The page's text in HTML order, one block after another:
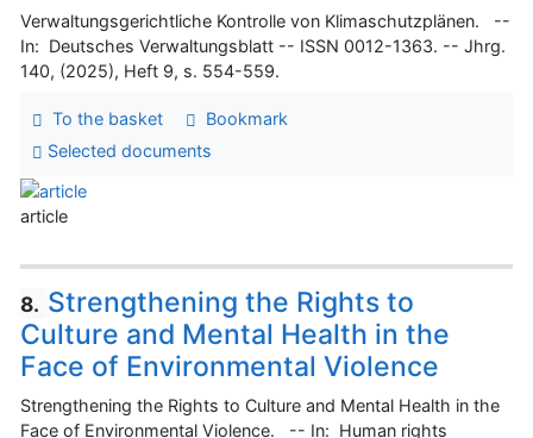
Verwaltungsgerichtliche Kontrolle von Klimaschutzplänen. --
In: Deutsches Verwaltungsblatt -- ISSN 0012-1363. -- Jhrg.
140, (2025), Heft 9, s. 554-559.
To the basket
Bookmark
Selected documents
article
8. Strengthening the Rights to
Culture and Mental Health in the
Face of Environmental Violence
Strengthening the Rights to Culture and Mental Health in the
Face of Environmental Violence. -- In: Human rights